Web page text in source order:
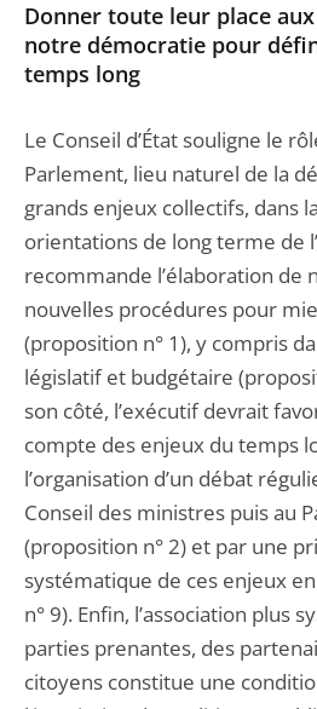
Donner toute leur place
notre démocratie pour
temps long
Le Conseil d’État souligne le
Parlement, lieu naturel de la
grands enjeux collectifs, dans
orientations de long terme de
recommande l’élaboration de
nouvelles procédures pour
(proposition n° 1), y compris
législatif et budgétaire
son côté, l’exécutif devrait
compte des enjeux du temps
l’organisation d’un débat
Conseil des ministres puis au
(proposition n° 2) et par une
systématique de ces enjeux
n° 9). Enfin, l’association plus
parties prenantes, des
citoyens constitue une